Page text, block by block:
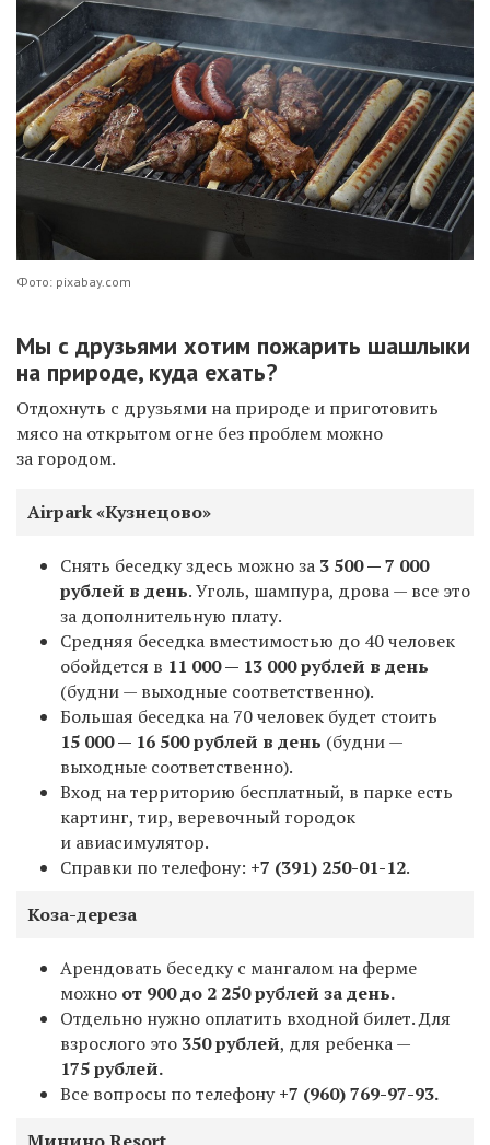
Фото: pixabay.com
Мы с друзьями хотим пожарить шашлыки
на природе, куда ехать?
Отдохнуть с друзьями на природе и приготовить
мясо на открытом огне без проблем можно
за городом.
Airpark «Кузнецово»
Снять беседку здесь можно за 3 500—7 000
рублей в день. Уголь, шампура, дрова — все это
за дополнительную плату.
Средняя беседка вместимостью до 40 человек
обойдется в 11 000— 13 000 рублей в день
(будни — выходные соответственно).
Большая беседка на 70 человек будет стоить
15 000— 16 500 рублей в день (будни —
выходные соответственно).
Вход на территорию бесплатный, в парке есть
картинг, тир, веревочный городок
и авиасимулятор.
Справки по телефону: +7 (391) 250-01-12.
Коза-дереза
Арендовать беседку с мангалом на ферме
можно от 900 до 2 250 рублей за день.
Отдельно нужно оплатить входной билет. Для
взрослого это 350 рублей, для ребенка —
175 рублей.
Все вопросы по телефону+7 (960) 769-97-93.